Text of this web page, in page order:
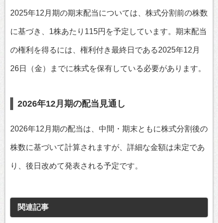
2025年12月期の期末配当については、株式分割前の株数
に基づき、1株あたり115円を予定しています。期末配当
の権利を得るには、権利付き最終日である2025年12月
26日（金）までに株式を保有している必要があります。
2026年12月期の配当見通し
2026年12月期の配当は、中間・期末ともに株式分割後の
株数に基づいて計算されますが、詳細な金額は未定であ
り、後日改めて発表される予定です。
関連記事